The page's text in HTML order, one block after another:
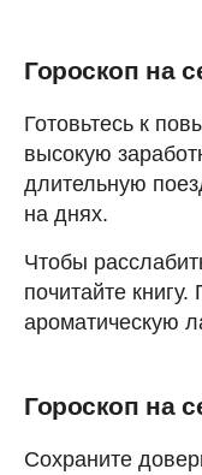
Гороскоп на
Готовьтесь к
высокую
длительную
на днях.
Чтобы
почитайте
ароматическую
Гороскоп на
Сохраните